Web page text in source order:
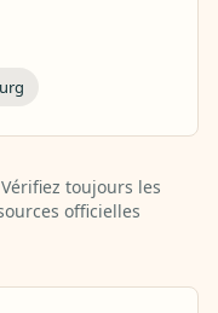
toujours les
officielles